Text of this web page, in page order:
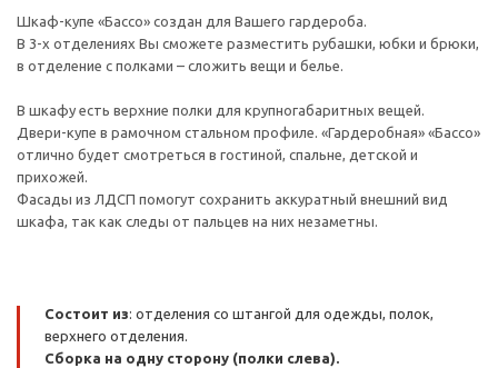
Шкаф-купе «Бассо» создан для Вашего гардероба.
В 3-х отделениях Вы сможете разместить рубашки, юбки и брюки,
в отделение с полками – сложить вещи и белье.
В шкафу есть верхние полки для крупногабаритных вещей.
Двери-купе в рамочном стальном профиле. «Гардеробная» «Бассо»
отлично будет смотреться в гостиной, спальне, детской и
прихожей.
Фасады из ЛДСП помогут сохранить аккуратный внешний вид
шкафа, так как следы от пальцев на них незаметны.
Состоит из: отделения со штангой для одежды, полок,
верхнего отделения.
Сборка на одну сторону (полки слева).